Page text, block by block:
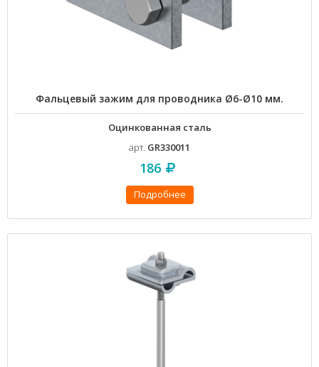
Фальцевый зажим для проводника Ø6-Ø10 мм.
Оцинкованная сталь
арт. GR330011
186
Подробнее